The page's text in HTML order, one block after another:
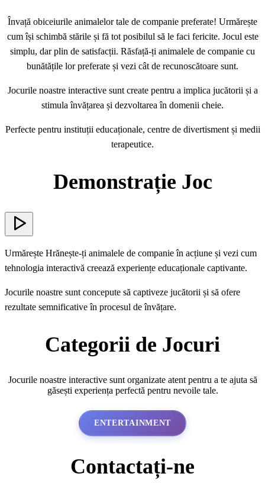
Învață obiceiurile animalelor tale de companie preferate! Urmărește
cum își schimbă stările și fă tot posibilul să le faci fericite. Jocul este
simplu, dar plin de satisfacții. Răsfață-ți animalele de companie cu
bunătățile lor preferate și vezi cât de recunoscătoare sunt.
Jocurile noastre interactive sunt create pentru a implica jucătorii și a
stimula învățarea și dezvoltarea în domenii cheie.
Perfecte pentru instituții educaționale, centre de divertisment și medii
terapeutice.
Demonstrație Joc
Urmărește Hrănește-ți animalele de companie în acțiune și vezi cum
tehnologia interactivă creează experiențe educaționale captivante.
Jocurile noastre sunt concepute să captiveze jucătorii și să ofere
rezultate semnificative în procesul de învățare.
Categorii de Jocuri
Jocurile noastre interactive sunt organizate atent pentru a te ajuta să
găsești experiența perfectă pentru nevoile tale.
ENTERTAINMENT
Contactați-ne